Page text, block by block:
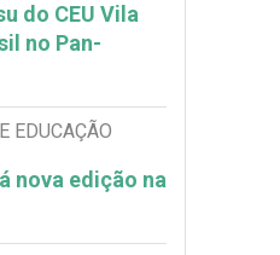
do CEU Vila
no Pan-
EDUCAÇÃO
nova edição na